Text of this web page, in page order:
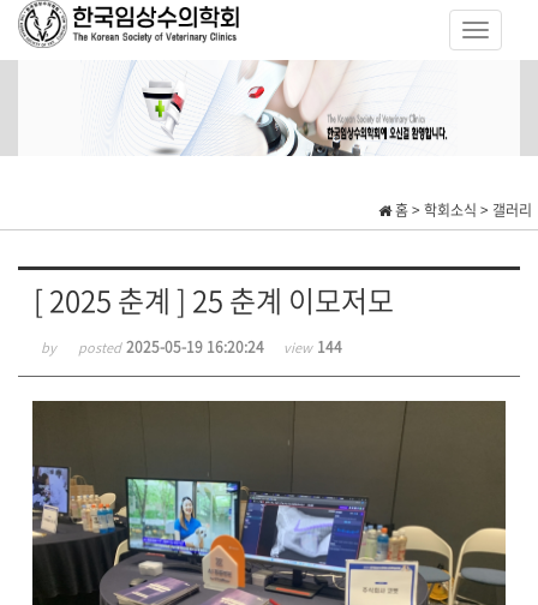
홈 > 학회소식 > 갤러리
[ 2025 춘계 ] 25 춘계 이모저모
by posted2025-05-19 16:20:24 view 144